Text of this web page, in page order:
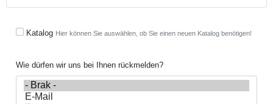
Katalog Hier können Sie auswählen, ob Sie einen neuen Katalog benötigen!
Wie dürfen wir uns bei Ihnen rückmelden?